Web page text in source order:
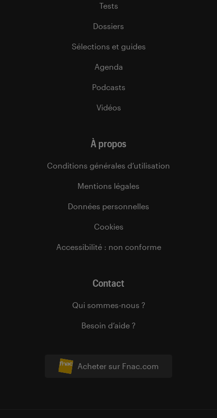
Acheter sur Fnac.com
Tests
Dossiers
Sélections et guides
Agenda
Podcasts
Vidéos
À propos
Conditions générales d’utilisation
Mentions légales
Données personnelles
Cookies
Accessibilité : non conforme
Contact
Qui sommes-nous ?
Besoin d’aide ?